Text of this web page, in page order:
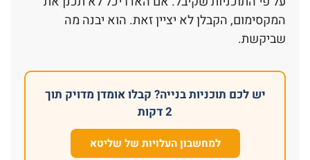
המקסימום, הקבלן לא יציין זאת. הוא יבנה מה
שביקשת.
יש לכם תוכניות בנייה? קבלו אומדן מדויק תוך
2 דקות
למחשבון העלויות של שליטא